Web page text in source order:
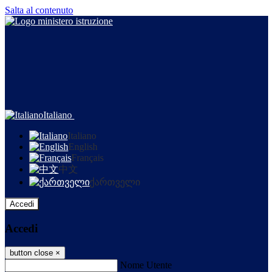
Salta al contenuto
Italiano
Italiano
English
Français
中文
ქართველი
Accedi
Accedi
button close ×
Nome Utente